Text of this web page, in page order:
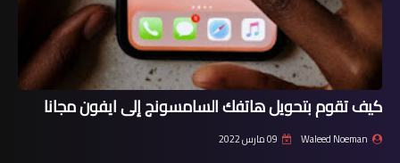
كيف تقوم بتحويل هاتفك السامسونج إلى ايفون مجانا
Waleed Noeman 09 مارس 2022